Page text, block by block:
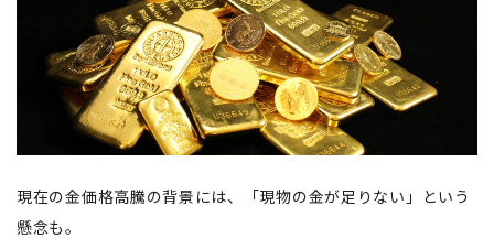
現在の金価格高騰の背景には、「現物の金が足りない」という
懸念も。